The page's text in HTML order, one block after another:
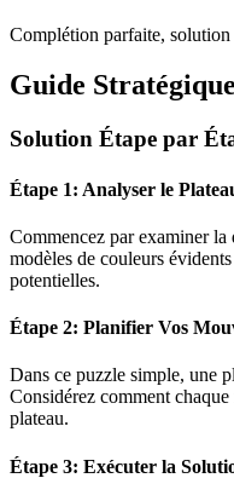
Complétion parfaite,
Guide
Solution Étape par
Étape 1: Analyser le
Commencez par examiner
modèles de couleurs
potentielles.
Étape 2: Planifier Vos
Dans ce puzzle simple, une
Considérez comment
plateau.
Étape 3: Exécuter la